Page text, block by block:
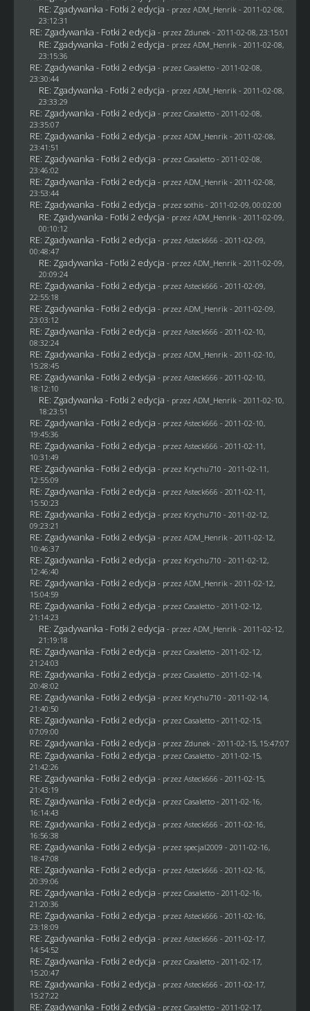
RE: Zgadywanka - Fotki 2 edycja - przez ADM_Henrik - 2011-02-08,
23:12:31
RE: Zgadywanka - Fotki 2 edycja - przez Zdunek - 2011-02-08, 23:15:01
RE: Zgadywanka - Fotki 2 edycja - przez ADM_Henrik - 2011-02-08,
23:15:36
RE: Zgadywanka - Fotki 2 edycja - przez Casaletto- 2011-02-08,
23:30:44
RE: Zgadywanka - Fotki 2 edycja - przez ADM_Henrik - 2011-02-08,
23:33:29
RE: Zgadywanka - Fotki 2 edycja - przez Casaletto- 2011-02-08,
23:35:07
RE: Zgadywanka - Fotki 2 edycja - przez ADM_Henrik - 2011-02-08,
23:41:51
RE: Zgadywanka - Fotki 2 edycja - przez Casaletto- 2011-02-08,
23:46:02
RE: Zgadywanka - Fotki 2 edycja - przez ADM_Henrik - 2011-02-08,
23:53:44
RE: Zgadywanka - Fotki 2 edycja - przez sothis- 2011-02-09, 00:02:00
RE: Zgadywanka - Fotki 2 edycja - przez ADM_Henrik - 2011-02-09,
00:10:12
RE: Zgadywanka - Fotki 2 edycja - przez Asteck666 - 2011-02-09,
00:48:47
RE: Zgadywanka - Fotki 2 edycja - przez ADM_Henrik - 2011-02-09,
20:09:24
RE: Zgadywanka - Fotki 2 edycja - przez Asteck666 - 2011-02-09,
22:55:18
RE: Zgadywanka - Fotki 2 edycja - przez ADM_Henrik - 2011-02-09,
23:03:12
RE: Zgadywanka - Fotki 2 edycja - przez Asteck666 - 2011-02-10,
08:32:24
RE: Zgadywanka - Fotki 2 edycja - przez ADM_Henrik - 2011-02-10,
15:28:45
RE: Zgadywanka - Fotki 2 edycja - przez Asteck666 - 2011-02-10,
18:12:10
RE: Zgadywanka - Fotki 2 edycja - przez ADM_Henrik - 2011-02-10,
18:23:51
RE: Zgadywanka - Fotki 2 edycja - przez Asteck666 - 2011-02-10,
19:45:36
RE: Zgadywanka - Fotki 2 edycja - przez Asteck666 - 2011-02-11,
10:31:49
RE: Zgadywanka - Fotki 2 edycja - przez Krychu710 - 2011-02-11,
12:55:09
RE: Zgadywanka - Fotki 2 edycja - przez Asteck666 - 2011-02-11,
15:50:23
RE: Zgadywanka - Fotki 2 edycja - przez Krychu710 - 2011-02-12,
09:23:21
RE: Zgadywanka - Fotki 2 edycja - przez ADM_Henrik - 2011-02-12,
10:46:37
RE: Zgadywanka - Fotki 2 edycja - przez Krychu710 - 2011-02-12,
12:46:40
RE: Zgadywanka - Fotki 2 edycja - przez ADM_Henrik - 2011-02-12,
15:04:59
RE: Zgadywanka - Fotki 2 edycja - przez Casaletto- 2011-02-12,
21:14:23
RE: Zgadywanka - Fotki 2 edycja - przez ADM_Henrik - 2011-02-12,
21:19:18
RE: Zgadywanka - Fotki 2 edycja - przez Casaletto- 2011-02-12,
21:24:03
RE: Zgadywanka - Fotki 2 edycja - przez Casaletto- 2011-02-14,
20:48:02
RE: Zgadywanka - Fotki 2 edycja - przez Krychu710 - 2011-02-14,
21:40:50
RE: Zgadywanka - Fotki 2 edycja - przez Casaletto- 2011-02-15,
07:09:00
RE: Zgadywanka - Fotki 2 edycja - przez Zdunek - 2011-02-15, 15:47:07
RE: Zgadywanka - Fotki 2 edycja - przez Casaletto- 2011-02-15,
21:42:26
RE: Zgadywanka - Fotki 2 edycja - przez Asteck666 - 2011-02-15,
21:43:19
RE: Zgadywanka - Fotki 2 edycja - przez Casaletto- 2011-02-16,
16:14:43
RE: Zgadywanka - Fotki 2 edycja - przez Asteck666 - 2011-02-16,
16:56:38
RE: Zgadywanka - Fotki 2 edycja - przez specjal2009 - 2011-02-16,
18:47:08
RE: Zgadywanka - Fotki 2 edycja - przez Asteck666 - 2011-02-16,
20:39:06
RE: Zgadywanka - Fotki 2 edycja - przez Casaletto- 2011-02-16,
21:20:36
RE: Zgadywanka - Fotki 2 edycja - przez Asteck666 - 2011-02-16,
23:18:09
RE: Zgadywanka - Fotki 2 edycja - przez Asteck666 - 2011-02-17,
14:54:52
RE: Zgadywanka - Fotki 2 edycja - przez Casaletto- 2011-02-17,
15:20:47
RE: Zgadywanka - Fotki 2 edycja - przez Asteck666 - 2011-02-17,
15:27:22
RE: Zgadywanka - Fotki 2 edycja - przez Casaletto- 2011-02-17,